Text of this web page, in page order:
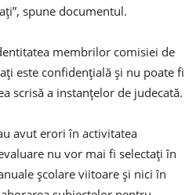
spune documentul.
membrilor comisiei de
este confidenţială şi nu poate fi
scrisă a instanţelor de judecată.
avut erori în activitatea
nu vor mai fi selectaţi în
şcolare viitoare şi nici în